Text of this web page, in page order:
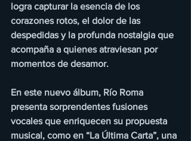
logra capturar la esencia de los
corazones rotos, el dolor de las
despedidas y la profunda nostalgia que
acompaña a quienes atraviesan por
momentos de desamor.
En este nuevo álbum, Río Roma
presenta sorprendentes fusiones
vocales que enriquecen su propuesta
musical, como en “La Última Carta”, una